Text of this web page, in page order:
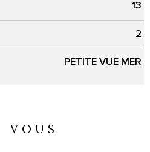
13
2
PETITE VUE MER
VOUS